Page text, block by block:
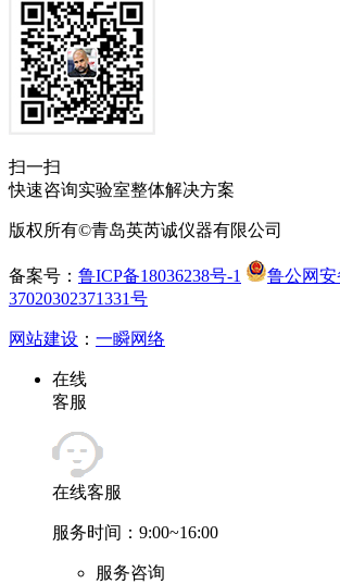
扫一扫
快速咨询实验室整体解决方案
版权所有©青岛英芮诚仪器有限公司
备案号： 鲁ICP备18036238号-1
鲁公网安
37020302371331号
网站建设 ： 一瞬网络
在线
客服
在线客服
服务时间：9:00~16:00
服务咨询